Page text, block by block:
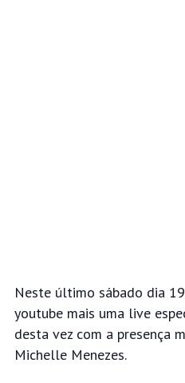
Neste último sábado dia
youtube mais uma live
desta vez com a presença
Michelle Menezes.